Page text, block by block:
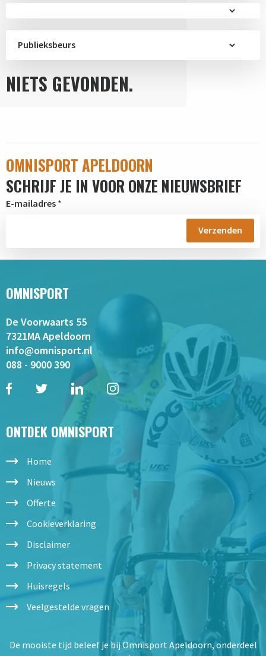
Publieksbeurs
NIETS GEVONDEN.
OMNISPORT APELDOORN
SCHRIJF JE IN VOOR ONZE NIEUWSBRIEF
E-mailadres *
OMNISPORT
De Voorwaarts 55
7321MA Apeldoorn
info@omnisport.nl
088 - 9000 390
ONTDEK OMNISPORT
Home
Nieuws
Offerte
Cookieverklaring
Disclaimer
Privacy statement
Huisregels
Veelgestelde vragen
De mooiste tijd beleef je bij Omnisport Apeldoorn, onderdeel